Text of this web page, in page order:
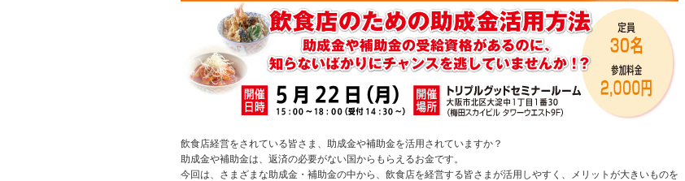
飲食店経営をされている皆さま、助成金や補助金を活用されていますか？
助成金や補助金は、返済の必要がない国からもらえるお金です。
今回は、さまざまな助成金・補助金の中から、飲食店を経営する皆さまが活用しやすく、メリットが大きいものを